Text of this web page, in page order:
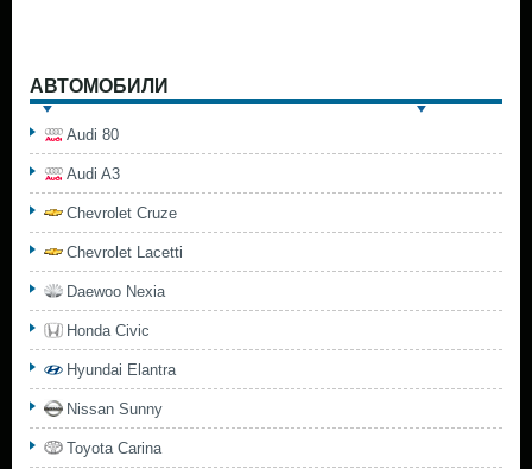
АВТОМОБИЛИ
Audi 80
Audi A3
Chevrolet Cruze
Chevrolet Lacetti
Daewoo Nexia
Honda Civic
Hyundai Elantra
Nissan Sunny
Toyota Carina